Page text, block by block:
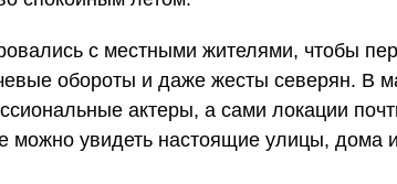
с местными жителями, чтобы
обороты и даже жесты северян. В
актеры, а сами локации
можно увидеть настоящие улицы, дома